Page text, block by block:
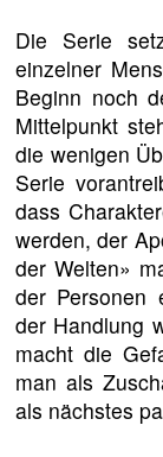
Die Serie
einzelner
Beginn noch
Mittelpunkt
die wenigen
Serie
dass
werden, der
der Welten»
der Personen
der Handlung
macht die
man als
als nächstes